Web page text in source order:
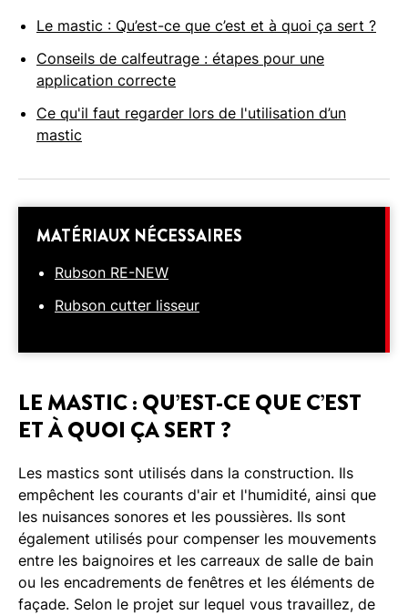
Le mastic : Qu’est-ce que c’est et à quoi ça sert ?
Conseils de calfeutrage : étapes pour une
application correcte
Ce qu'il faut regarder lors de l'utilisation d’un
mastic
LE MASTIC : QU’EST-CE QUE C’EST
ET À QUOI ÇA SERT ?
Les mastics sont utilisés dans la construction. Ils
empêchent les courants d'air et l'humidité, ainsi que
les nuisances sonores et les poussières. Ils sont
également utilisés pour compenser les mouvements
entre les baignoires et les carreaux de salle de bain
ou les encadrements de fenêtres et les éléments de
façade. Selon le projet sur lequel vous travaillez, de
MATÉRIAUX NÉCESSAIRES
Rubson RE-NEW
Rubson cutter lisseur